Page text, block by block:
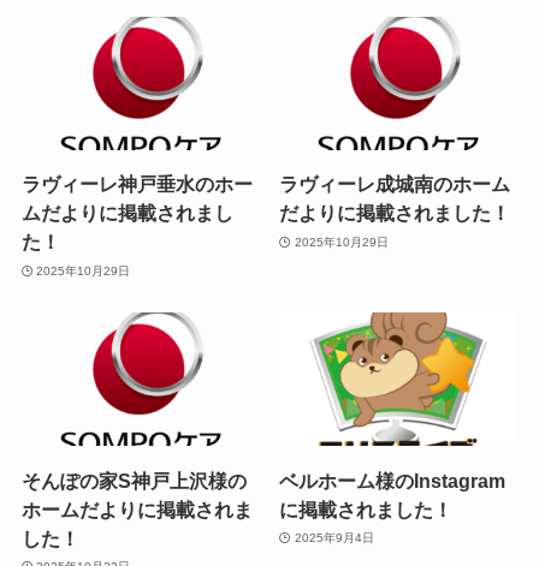
ラヴィーレ神戸垂水のホー
ムだよりに掲載されまし
た！
2025年10月29日
ラヴィーレ成城南のホーム
だよりに掲載されました！
2025年10月29日
そんぽの家S神戸上沢様の
ホームだよりに掲載されま
した！
ベルホーム様のInstagram
に掲載されました！
2025年9月4日